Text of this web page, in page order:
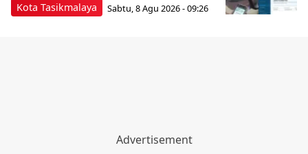
Kota Tasikmalaya Sabtu, 8 Agu 2026 - 09:26